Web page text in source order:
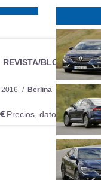
REVISTA/BLOG
2016 Berlina
Precios, datos y